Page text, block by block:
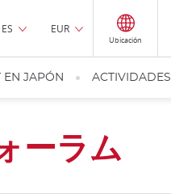
ES EUR
Ubicación
EN JAPÓN ACTIVIDADES
ーラム